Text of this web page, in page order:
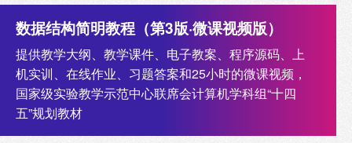
数据结构简明教程（第3版·微课视频版）
提供教学大纲、教学课件、电子教案、程序源码、上
机实训、在线作业、习题答案和25小时的微课视频，
国家级实验教学示范中心联席会计算机学科组“十四
五”规划教材